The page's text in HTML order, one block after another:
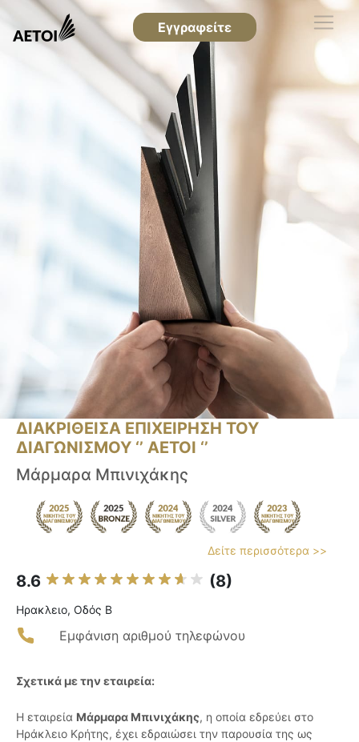
Εγγραφείτε
ΔΙΑΚΡΙΘΕΙΣΑ ΕΠΙΧΕΙΡΗΣΗ ΤΟΥ
ΔΙΑΓΩΝΙΣΜΟΥ ‘’ ΑΕΤΟΙ ‘’
Μάρμαρα Μπινιχάκης
Δείτε περισσότερα >>
8.6 (8)
Ηρακλειο, Οδός Β
Εμφάνιση αριθμού τηλεφώνου
Σχετικά με την εταιρεία:
Η εταιρεία Μάρμαρα Μπινιχάκης, η οποία εδρεύει στο
Ηράκλειο Κρήτης, έχει εδραιώσει την παρουσία της ως